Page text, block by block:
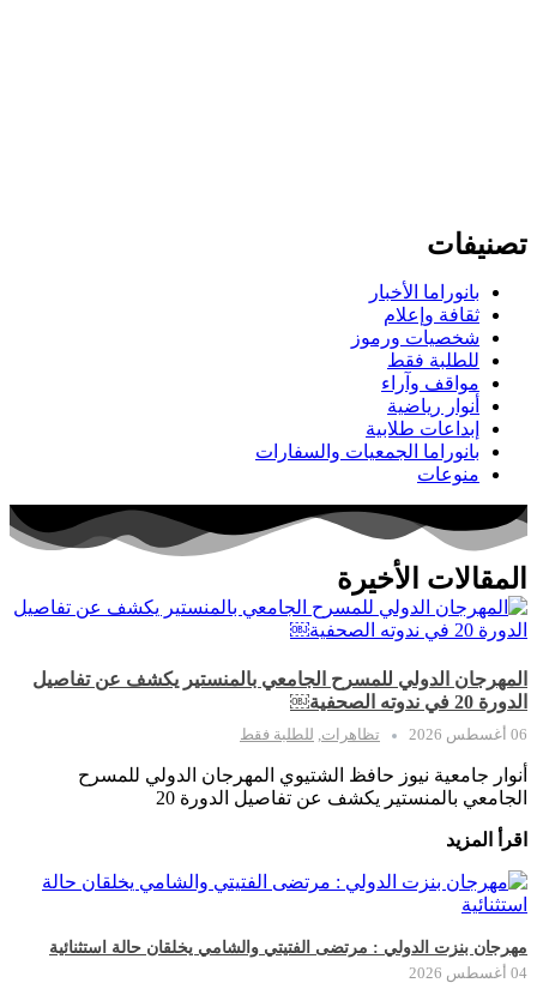
تصنيفات
بانوراما الأخبار
ثقافة وإعلام
شخصيات ورموز
للطلبة فقط
مواقف وآراء
أنوار رياضية
إبداعات طلابية
بانوراما الجمعيات والسفارات
منوعات
المقالات الأخيرة
المهرجان الدولي للمسرح الجامعي بالمنستير يكشف عن تفاصيل
الدورة 20 في ندوته الصحفية￼
06 أغسطس 2026 تظاهرات للطلبة فقط
أنوار جامعية نيوز حافظ الشتيوي المهرجان الدولي للمسرح
الجامعي بالمنستير يكشف عن تفاصيل الدورة 20
اقرأ المزيد
مهرجان بنزت الدولي : مرتضى الفتيتي والشامي يخلقان حالة استثنائية
04 أغسطس 2026